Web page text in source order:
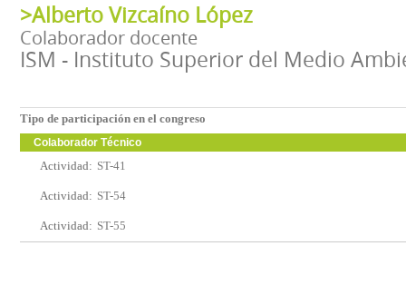
>Alberto Vizcaíno López
Colaborador docente
ISM - Instituto Superior del Medio
Tipo de participación en el congreso
Colaborador Técnico
Actividad: ST-41
Actividad: ST-54
Actividad: ST-55